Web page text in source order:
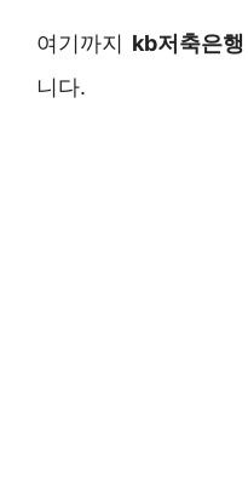
여기까지 kb저축은
니다.